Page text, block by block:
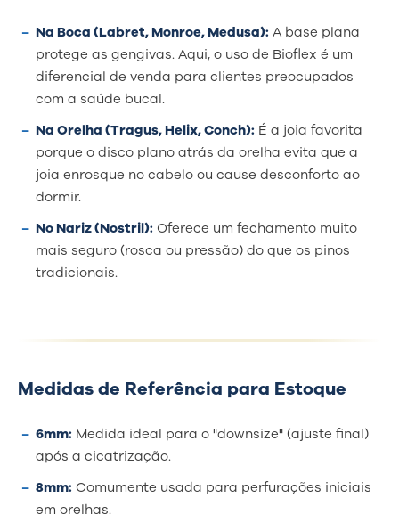
Na Boca (Labret, Monroe, Medusa): A base plana
protege as gengivas. Aqui, o uso de Bioflex é um
diferencial de venda para clientes preocupados
com a saúde bucal.
Na Orelha (Tragus, Helix, Conch): É a joia favorita
porque o disco plano atrás da orelha evita que a
joia enrosque no cabelo ou cause desconforto ao
dormir.
No Nariz (Nostril): Oferece um fechamento muito
mais seguro (rosca ou pressão) do que os pinos
tradicionais.
Medidas de Referência para Estoque
6mm: Medida ideal para o "downsize" (ajuste final)
após a cicatrização.
8mm: Comumente usada para perfurações iniciais
em orelhas.